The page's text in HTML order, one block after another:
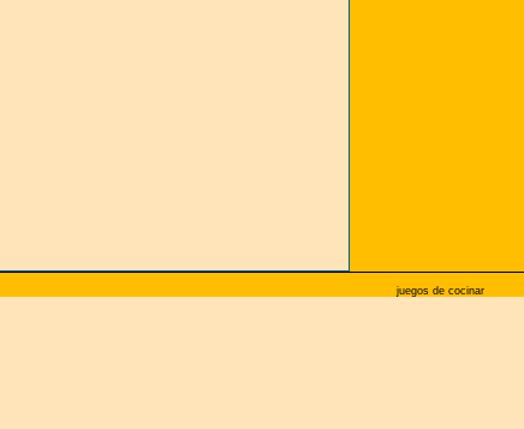
juegos de cocinar